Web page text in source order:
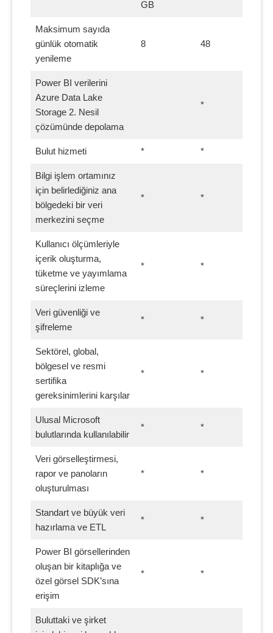
GB
Maksimum sayıda
günlük otomatik
yenileme
8 48
Power BI verilerini
Azure Data Lake
Storage 2. Nesil
çözümünde depolama
*
Bulut hizmeti * *
Bilgi işlem ortamınız
için belirlediğiniz ana
bölgedeki bir veri
merkezini seçme
* *
Kullanıcı ölçümleriyle
içerik oluşturma,
tüketme ve yayımlama
süreçlerini izleme
* *
Veri güvenliği ve
şifreleme
* *
Sektörel, global,
bölgesel ve resmi
sertifika
gereksinimlerini karşılar
* *
Ulusal Microsoft
bulutlarında kullanılabilir
* *
Veri görselleştirmesi,
rapor ve panoların
oluşturulması
* *
Standart ve büyük veri
hazırlama ve ETL
* *
Power BI görsellerinden
oluşan bir kitaplığa ve
özel görsel SDK’sına
erişim
* *
Buluttaki ve şirket